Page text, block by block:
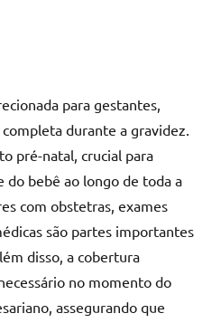
para gestantes,
durante a gravidez.
pré-natal, crucial para
do bebê ao longo de toda a
com obstetras, exames
são partes importantes
disso, a cobertura
no momento do
assegurando que